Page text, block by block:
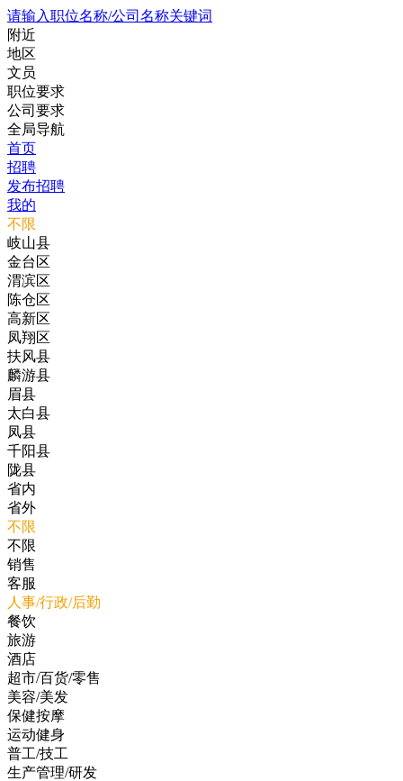
请输入职位名称/公司名称关键词
附近
地区
文员
职位要求
公司要求
全局导航
首页
招聘
发布招聘
我的
不限
岐山县
金台区
渭滨区
陈仓区
高新区
凤翔区
扶风县
麟游县
眉县
太白县
凤县
千阳县
陇县
省内
省外
不限
不限
销售
客服
人事/行政/后勤
餐饮
旅游
酒店
超市/百货/零售
美容/美发
保健按摩
运动健身
普工/技工
生产管理/研发